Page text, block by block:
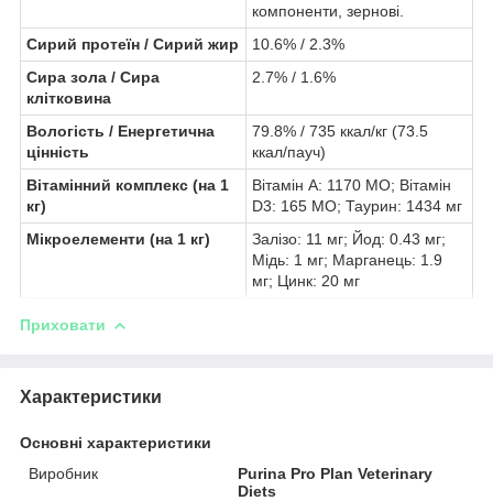
компоненти, зернові.
Сирий протеїн / Сирий жир
10.6% / 2.3%
Сира зола / Сира
клітковина
2.7% / 1.6%
Вологість / Енергетична
цінність
79.8% / 735 ккал/кг (73.5
ккал/пауч)
Вітамінний комплекс (на 1
кг)
Вітамін A: 1170 МО; Вітамін
D3: 165 МО; Таурин: 1434 мг
Мікроелементи (на 1 кг)
Залізо: 11 мг; Йод: 0.43 мг;
Мідь: 1 мг; Марганець: 1.9
мг; Цинк: 20 мг
Приховати
Характеристики
Основні характеристики
Виробник
Purina Pro Plan Veterinary
Diets